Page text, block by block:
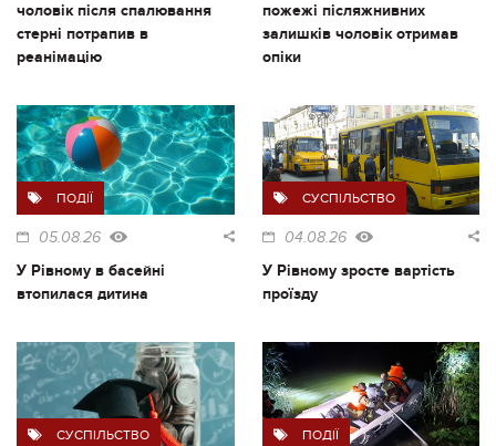
чоловік після спалювання
стерні потрапив в
реанімацію
пожежі післяжнивних
залишків чоловік отримав
опіки
ПОДІЇ
05.08.26
У Рівному в басейні
втопилася дитина
СУСПІЛЬСТВО
04.08.26
У Рівному зросте вартість
проїзду
СУСПІЛЬСТВО ПОДІЇ